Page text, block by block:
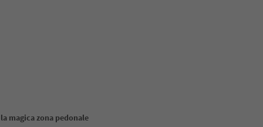
magica zona pedonale